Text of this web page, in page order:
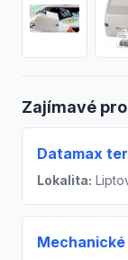
Zajímavé
Datamax
Lokalita: